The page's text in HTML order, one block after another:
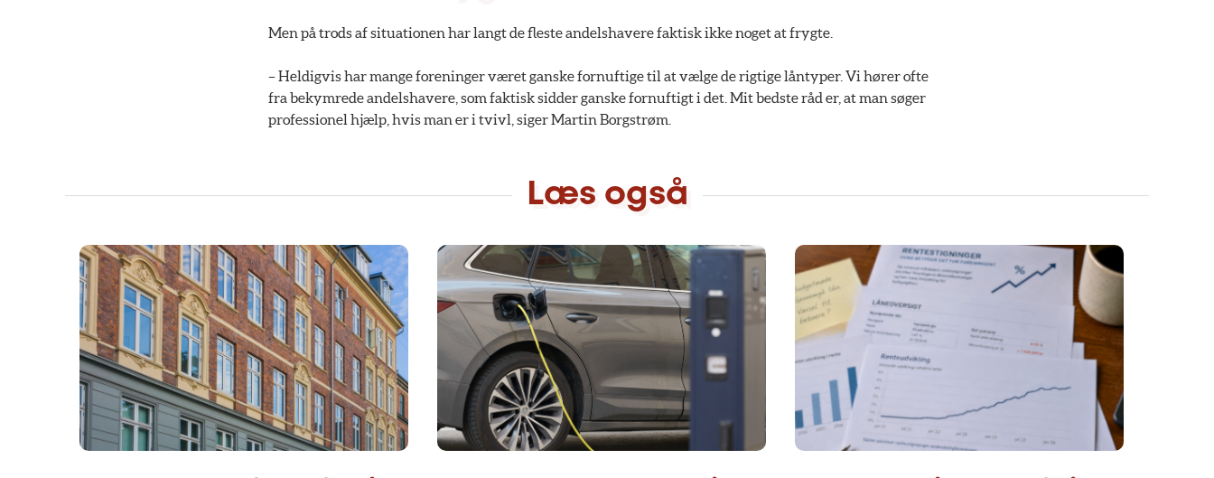
Men på trods af situationen har langt de fleste andelshavere faktisk ikke noget at frygte.
– Heldigvis har mange foreninger været ganske fornuftige til at vælge de rigtige låntyper. Vi hører ofte
fra bekymrede andelshavere, som faktisk sidder ganske fornuftigt i det. Mit bedste råd er, at man søger
professionel hjælp, hvis man er i tvivl, siger Martin Borgstrøm.
Læs også